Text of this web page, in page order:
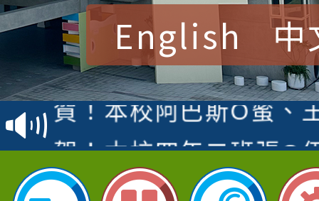
English 中
賀！本校參加桃園市中
賽 洪綺君教師榮獲社
名
賀！本校阿巴斯O蜜、
倩參加桃園市科展 國
名 指導老師王老師、
賀！本校四年二班張O
園市英語競賽國小朗讀
賀！本校參加桃園市中